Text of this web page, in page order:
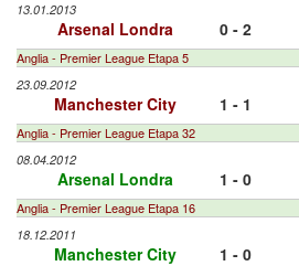
13.01.2013
Arsenal Londra 0 - 2
Anglia - Premier League Etapa 5
23.09.2012
Manchester City 1 - 1
Anglia - Premier League Etapa 32
08.04.2012
Arsenal Londra 1 - 0
Anglia - Premier League Etapa 16
18.12.2011
Manchester City 1 - 0